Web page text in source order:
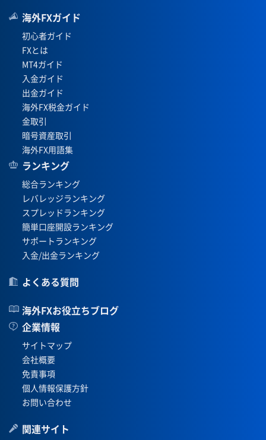
海外FXガイド
初心者ガイド
FXとは
MT4ガイド
入金ガイド
出金ガイド
海外FX税金ガイド
金取引
暗号資産取引
海外FX用語集
ランキング
総合ランキング
レバレッジランキング
スプレッドランキング
簡単口座開設ランキング
サポートランキング
入金/出金ランキング
よくある質問
海外FXお役立ちブログ
企業情報
サイトマップ
会社概要
免責事項
個人情報保護方針
お問い合わせ
関連サイト